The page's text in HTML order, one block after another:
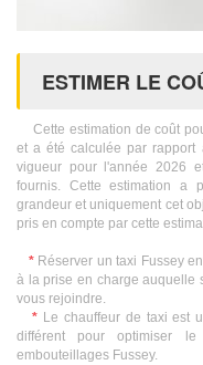
ESTIMER LE
Cette estimation de coût
et a été calculée par rapport
vigueur pour l'année 2026
fournis. Cette estimation a
grandeur et uniquement cet
pris en compte par cette
*Réserver un taxi Fussey
à la prise en charge auquelle
vous rejoindre.
* Le chauffeur de taxi est
différent pour optimiser
embouteillages Fussey.